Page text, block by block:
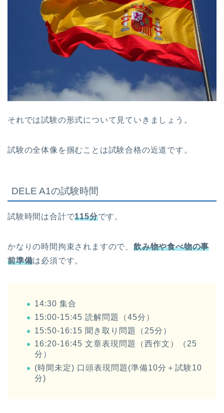
それでは試験の形式について見ていきましょう。
試験の全体像を掴むことは試験合格の近道です。
DELE A1の試験時間
試験時間は合計で115分です。
かなりの時間拘束されますので、 飲み物や食べ物の事
前準備は必須です。
14:30 集合
15:00-15:45 読解問題（45分）
15:50-16:15 聞き取り問題（25分）
16:20-16:45 文章表現問題（西作文）（25
分）
(時間未定) 口頭表現問題(準備10分＋試験10
分)